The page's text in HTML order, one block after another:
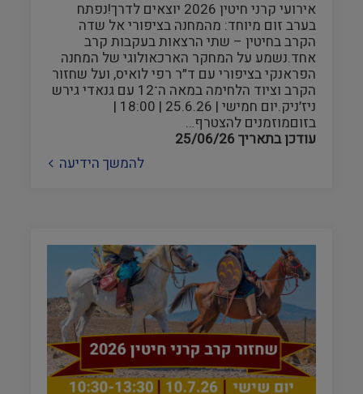
אירועי קרני חיטין 2026 יוצאים לדרך!נפתח
בערב זום מיוחד: מהמחנה בציפורי אל שדה
הקרב בחיטין – שתי הרצאות בעקבות קרב
אחד.נשמע על המחקר הארכאולוגי של המחנה
הפראנקי בציפורי עם ד״ר רפי לואיס, ועל שחזור
הקרב וציוד הלחימה במאה ה־12 עם גנאדי גירש
ניז׳ניק.יום חמישי | 25.6.26 | 18:00 |
בזוםמוזמנים להצטרף…
עודכן בתאריך 25/06/26
להמשך הידיעה